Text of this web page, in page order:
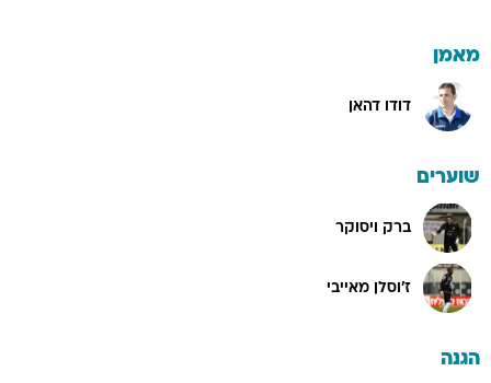
מאמן
דודו דהאן
שוערים
ברק ויסוקר
ז'וסלן מאייבי
הגנה